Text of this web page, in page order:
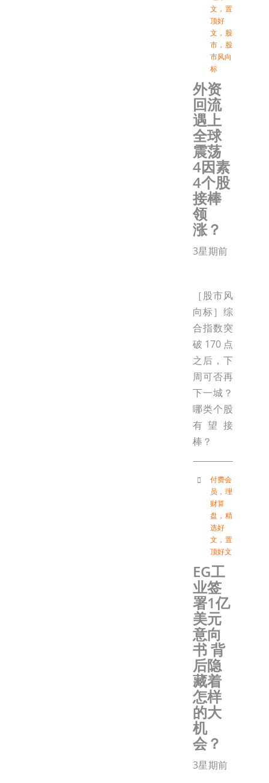
文 ， 置
顶好
文 ， 股
市 ， 股
市风向
标
外资
回流
遇上
全球
震荡
4因素
4个股
接棒
领
涨？
3星期前
［股市风
向标］综
合指数突
破170点
之后，下
周可否再
下一城？
哪类个股
有望接
棒？
付费会
员 ， 理
财算
盘 ， 精
选好
文 ， 置
顶好文
EG工
业签
署1亿
美元
意向
书 背
后隐
藏着
怎样
的大
机
会？
3星期前